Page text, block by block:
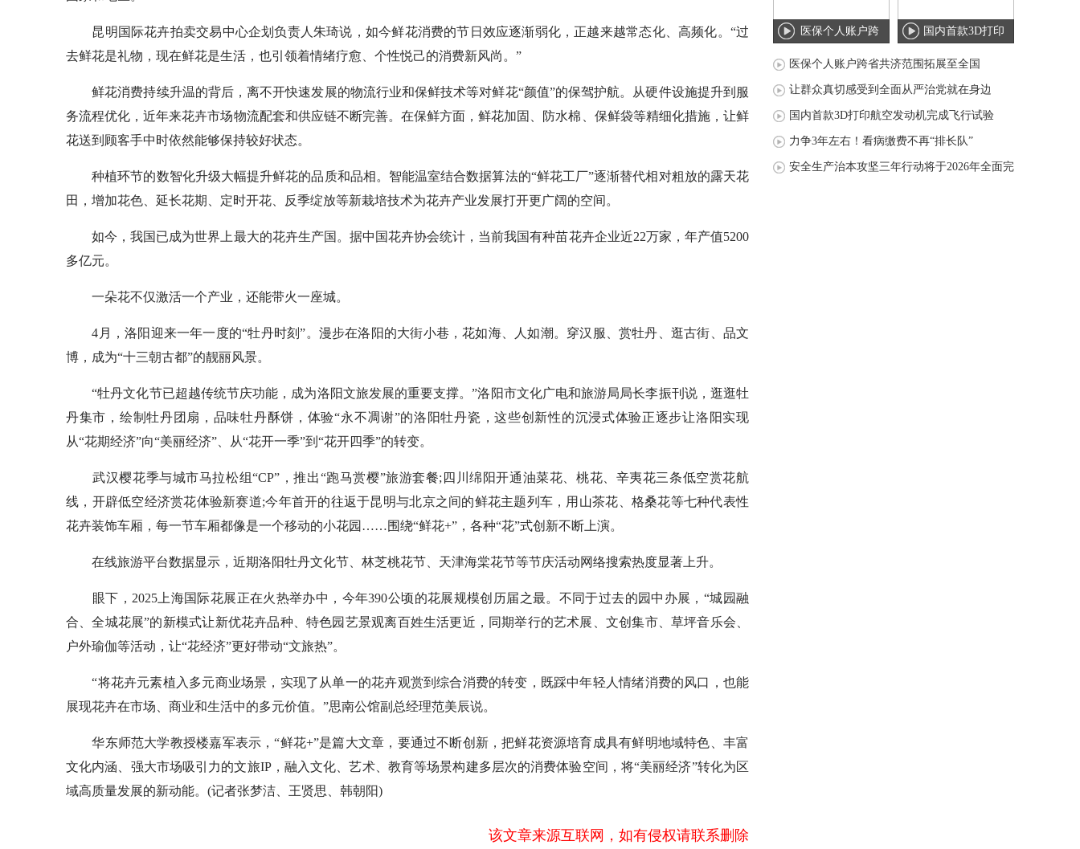
昆明国际花卉拍卖交易中心企划负责人朱琦说，如今鲜花消费的节日效应逐渐弱化，正越来越常态化、高频化。“过
去鲜花是礼物，现在鲜花是生活，也引领着情绪疗愈、个性悦己的消费新风尚。”
鲜花消费持续升温的背后，离不开快速发展的物流行业和保鲜技术等对鲜花“颜值”的保驾护航。从硬件设施提升到服
务流程优化，近年来花卉市场物流配套和供应链不断完善。在保鲜方面，鲜花加固、防水棉、保鲜袋等精细化措施，让鲜
花送到顾客手中时依然能够保持较好状态。
种植环节的数智化升级大幅提升鲜花的品质和品相。智能温室结合数据算法的“鲜花工厂”逐渐替代相对粗放的露天花
田，增加花色、延长花期、定时开花、反季绽放等新栽培技术为花卉产业发展打开更广阔的空间。
如今，我国已成为世界上最大的花卉生产国。据中国花卉协会统计，当前我国有种苗花卉企业近22万家，年产值5200
多亿元。
一朵花不仅激活一个产业，还能带火一座城。
4月，洛阳迎来一年一度的“牡丹时刻”。漫步在洛阳的大街小巷，花如海、人如潮。穿汉服、赏牡丹、逛古街、品文
博，成为“十三朝古都”的靓丽风景。
“牡丹文化节已超越传统节庆功能，成为洛阳文旅发展的重要支撑。”洛阳市文化广电和旅游局局长李振刊说，逛逛牡
丹集市，绘制牡丹团扇，品味牡丹酥饼，体验“永不凋谢”的洛阳牡丹瓷，这些创新性的沉浸式体验正逐步让洛阳实现
从“花期经济”向“美丽经济”、从“花开一季”到“花开四季”的转变。
武汉樱花季与城市马拉松组“CP”，推出“跑马赏樱”旅游套餐;四川绵阳开通油菜花、桃花、辛夷花三条低空赏花航
线，开辟低空经济赏花体验新赛道;今年首开的往返于昆明与北京之间的鲜花主题列车，用山茶花、格桑花等七种代表性
花卉装饰车厢，每一节车厢都像是一个移动的小花园……围绕“鲜花+”，各种“花”式创新不断上演。
在线旅游平台数据显示，近期洛阳牡丹文化节、林芝桃花节、天津海棠花节等节庆活动网络搜索热度显著上升。
眼下，2025上海国际花展正在火热举办中，今年390公顷的花展规模创历届之最。不同于过去的园中办展，“城园融
合、全城花展”的新模式让新优花卉品种、特色园艺景观离百姓生活更近，同期举行的艺术展、文创集市、草坪音乐会、
户外瑜伽等活动，让“花经济”更好带动“文旅热”。
“将花卉元素植入多元商业场景，实现了从单一的花卉观赏到综合消费的转变，既踩中年轻人情绪消费的风口，也能
展现花卉在市场、商业和生活中的多元价值。”思南公馆副总经理范美辰说。
华东师范大学教授楼嘉军表示，“鲜花+”是篇大文章，要通过不断创新，把鲜花资源培育成具有鲜明地域特色、丰富
文化内涵、强大市场吸引力的文旅IP，融入文化、艺术、教育等场景构建多层次的消费体验空间，将“美丽经济”转化为区
域高质量发展的新动能。(记者张梦洁、王贤思、韩朝阳)
该文章来源互联网，如有侵权请联系删除
医保个人账户跨
省共济范围拓展
国内首款3D打印
航空发动机完成
医保个人账户跨省共济范围拓展至全国
让群众真切感受到全面从严治党就在身边
国内首款3D打印航空发动机完成飞行试验
力争3年左右！看病缴费不再“排长队”
安全生产治本攻坚三年行动将于2026年全面完